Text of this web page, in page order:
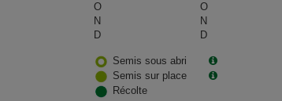
O
O
N
N
D
D
Semis sous abri
Semis sur place
Récolte